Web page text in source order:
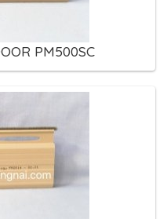
PM500SC